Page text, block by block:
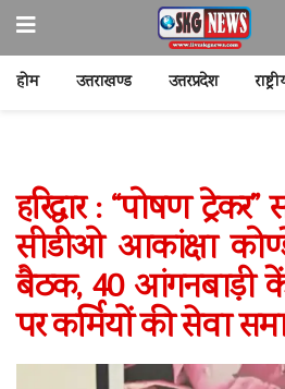
होम उत्तराखण्ड उत्तरप्रदेश
हरिद्वार : “पोषण
सीडीओ आकांक्षा
बैठक, 40 आंगनबाड़ी
पर कर्मियों की सेवा